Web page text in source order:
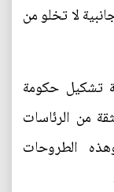
لا تخلو من
تشكيل حكومة
من الرئاسات
الطروحات